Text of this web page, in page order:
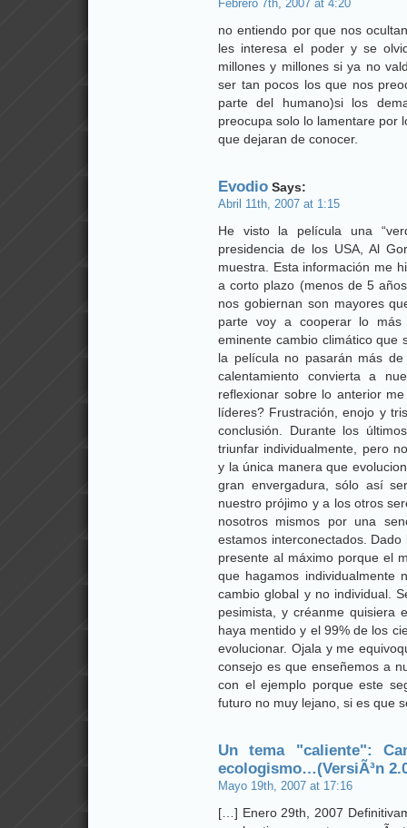
Febrero 7th, 2007 at 4:20
no entiendo por que nos
les interesa el poder y se
millones y millones si ya no
ser tan pocos los que nos
parte del humano)si los
preocupa solo lo lamentare por
que dejaran de conocer.
Evodio Says:
Abril 11th, 2007 at 1:15
He visto la película una
presidencia de los USA, Al
muestra. Esta información me
a corto plazo (menos de 5
nos gobiernan son mayores
parte voy a cooperar lo
eminente cambio climático que
la película no pasarán más
calentamiento convierta a
reflexionar sobre lo anterior
líderes? Frustración, enojo y
conclusión. Durante los
triunfar individualmente, pero
y la única manera que
gran envergadura, sólo así
nuestro prójimo y a los otros
nosotros mismos por una
estamos interconectados.
presente al máximo porque el
que hagamos individualmente
cambio global y no individual.
pesimista, y créanme quisiera
haya mentido y el 99% de los
evolucionar. Ojala y me
consejo es que enseñemos a
con el ejemplo porque este
futuro no muy lejano, si es que
Un tema "caliente":
ecologismo…(VersiÃ³n
Mayo 19th, 2007 at 17:16
[…] Enero 29th, 2007